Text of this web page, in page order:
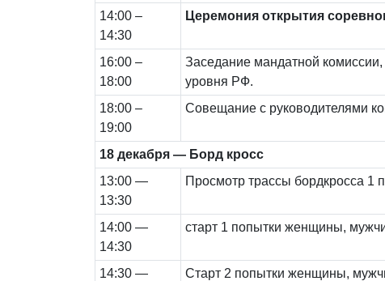
14:00 –
14:30
Церемония открытия
16:00 –
18:00
Заседание мандатной
уровня РФ.
18:00 –
19:00
Совещание с руководителями
18 декабря — Борд кросс
13:00 —
13:30
Просмотр трассы бордкросса
14:00 —
14:30
старт 1 попытки женщины,
14:30 — Старт 2 попытки женщины,